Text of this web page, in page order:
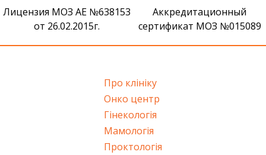
Лицензия МОЗ АЕ №638153
от 26.02.2015г.
Аккредитационный
сертификат МОЗ №015089
Про клініку
Онко центр
Гінекологія
Мамологія
Проктологія